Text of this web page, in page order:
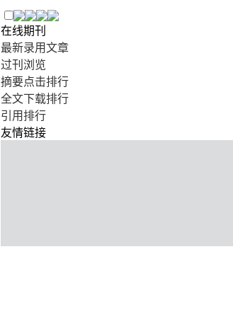
在线期刊
最新录用文章
过刊浏览
摘要点击排行
全文下载排行
引用排行
友情链接